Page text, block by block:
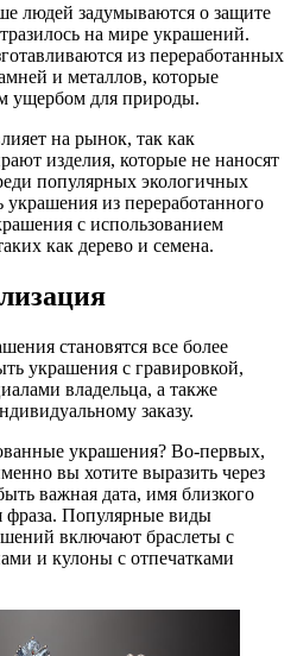
людей задумываются о защите
на мире украшений.
из переработанных
и металлов, которые
ущербом для природы.
на рынок, так как
изделия, которые не наносят
популярных экологичных
из переработанного
с использованием
как дерево и семена.
становятся все более
украшения с гравировкой,
владельца, а также
заказу.
украшения? Во-первых,
вы хотите выразить через
важная дата, имя близкого
фраза. Популярные виды
включают браслеты с
и кулоны с отпечатками